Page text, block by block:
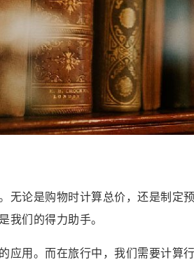
论是购物时计算总价，还是制定
们的得力助手。
用。而在旅行中，我们需要计算